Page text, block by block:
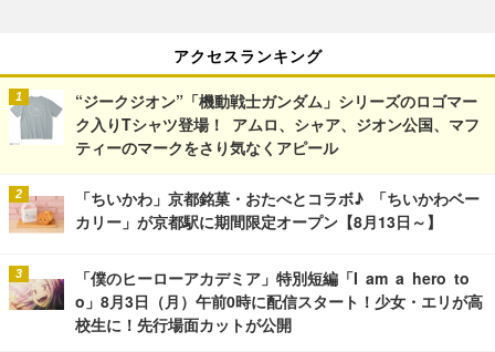
アクセスランキング
“ジークジオン”「機動戦士ガンダム」シリーズのロゴマー
ク入りTシャツ登場！ アムロ、シャア、ジオン公国、マフ
ティーのマークをさり気なくアピール
「ちいかわ」京都銘菓・おたべとコラボ♪ 「ちいかわベー
カリー」が京都駅に期間限定オープン【8月13日～】
「僕のヒーローアカデミア」特別短編「I am a hero to
o」8月3日（月）午前0時に配信スタート！少女・エリが高
校生に！先行場面カットが公開